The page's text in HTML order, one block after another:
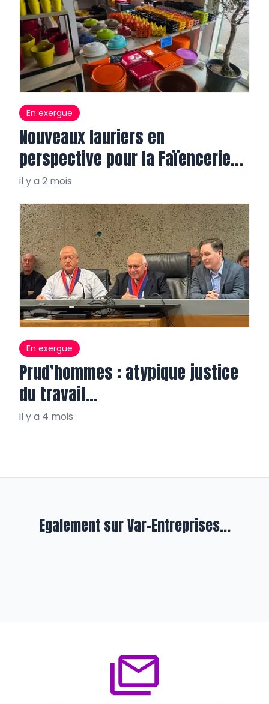
En exergue
Nouveaux lauriers en
perspective pour la Faïencerie
de Varages
il y a 2 mois
En exergue
Prud’hommes : atypique justice
du travail…
il y a 4 mois
Egalement sur Var-Entreprises...